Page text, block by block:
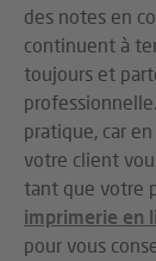
des notes en
continuent à
toujours et
pratique, car
votre client
tant que votre
imprimerie en
pour vous